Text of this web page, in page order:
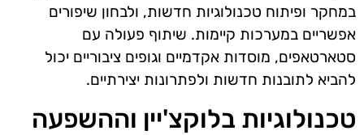
במחקר ופיתוח טכנולוגיות חדשות, ולבחון שיפורים
אפשריים במערכות קיימות. שיתוף פעולה עם
סטארטאפים, מוסדות אקדמיים וגופים ציבוריים יכול
להביא לתובנות חדשות ולפתרונות יצירתיים.
טכנולוגיות בלוקצ'יין וההשפעה